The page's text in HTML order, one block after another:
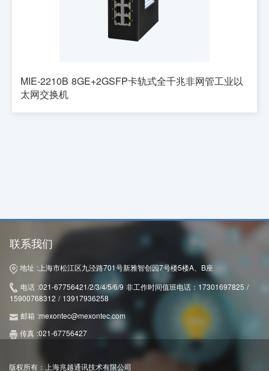
MIE-2210B 8GE+2GSFP卡轨式全千兆非网管工业以
太网交换机
联系我们
地址 : 上海市松江区九泾路701号新雅智创园7号楼5楼A、B座
电话 :021-67756421/2/3/4/5/6/9 非工作时间值班电话：17301697825 /
15900768312 / 13917936258
邮箱 :mexontec@mexontec.com
传真 :021-67756427
版权所有：上海兆越通讯技术有限公司